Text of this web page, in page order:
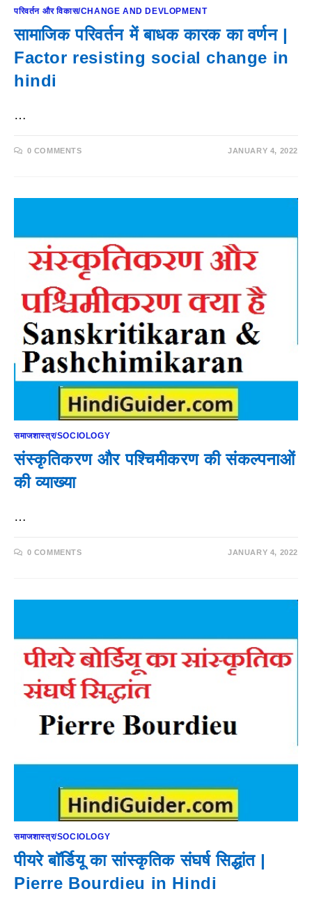
परिवर्तन और विकास/CHANGE AND DEVLOPMENT
सामाजिक परिवर्तन में बाधक कारक का वर्णन |
Factor resisting social change in
hindi
…
0 COMMENTS JANUARY 4, 2022
समाजशास्त्र/SOCIOLOGY
संस्कृतिकरण और पश्चिमीकरण की संकल्पनाओं
की व्याख्या
…
0 COMMENTS JANUARY 4, 2022
समाजशास्त्र/SOCIOLOGY
पीयरे बाॅर्डियू का सांस्कृतिक संघर्ष सिद्धांत |
Pierre Bourdieu in Hindi